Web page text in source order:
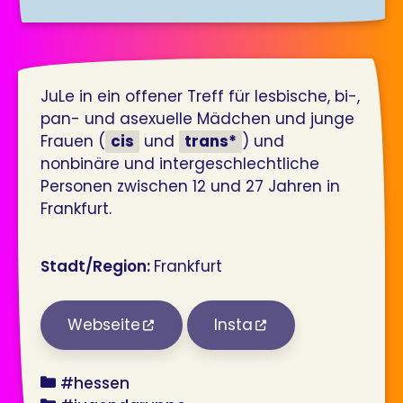
JuLe in ein offener Treff für lesbische, bi-,
pan- und asexuelle Mädchen und junge
Frauen ( cis und trans* ) und
nonbinäre und intergeschlechtliche
Personen zwischen 12 und 27 Jahren in
Frankfurt.
Stadt/Region: Frankfurt
Webseite Insta
bundesland
#hessen